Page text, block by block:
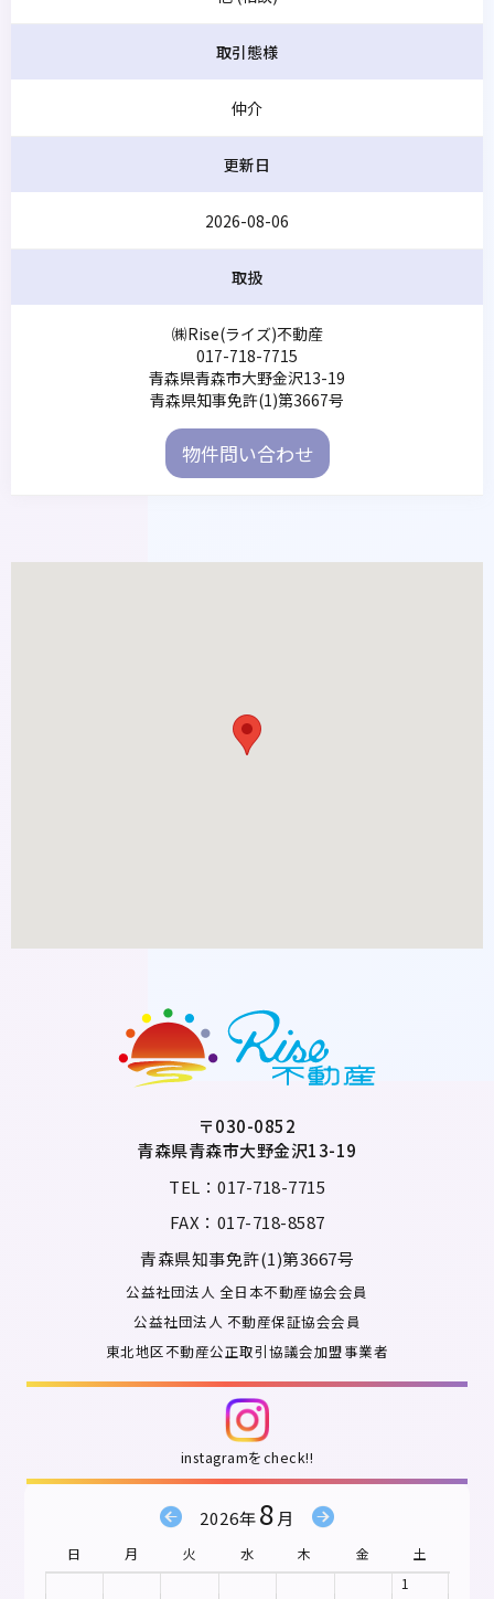
取引態様
仲介
更新日
2026-08-06
取扱
㈱Rise(ライズ)不動産
017-718-7715
青森県青森市大野金沢13-19
青森県知事免許(1)第3667号
物件問い合わせ
〒030-0852
青森県青森市大野金沢13-19
TEL：017-718-7715
FAX：017-718-8587
青森県知事免許(1)第3667号
公益社団法人 全日本不動産協会会員
公益社団法人 不動産保証協会会員
東北地区不動産公正取引協議会加盟事業者
instagramをcheck!!
2026年8 月
日 月 火 水 木 金
土
1